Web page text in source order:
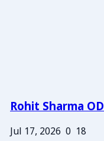
Rohit Sharma
Jul 17, 2026 0 18